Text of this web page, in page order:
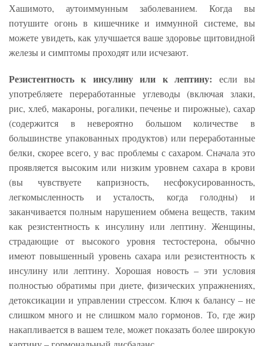
Хашимото, аутоиммунным заболеванием. Когда вы
потушите огонь в кишечнике и иммунной системе, вы
можете увидеть, как улучшается ваше здоровье щитовидной
железы и симптомы проходят или исчезают.
Резистентность к инсулину или к лептину: если вы
употребляете переработанные углеводы (включая злаки,
рис, хлеб, макароны, рогалики, печенье и пирожные), сахар
(содержится в невероятно большом количестве в
большинстве упакованных продуктов) или переработанные
белки, скорее всего, у вас проблемы с сахаром. Сначала это
проявляется высоким или низким уровнем сахара в крови
(вы чувствуете капризность, несфокусированность,
легкомысленность и усталость, когда голодны) и
заканчивается полным нарушением обмена веществ, таким
как резистентность к инсулину или лептину. Женщины,
страдающие от высокого уровня тестостерона, обычно
имеют повышенный уровень сахара или резистентность к
инсулину или лептину. Хорошая новость – эти условия
полностью обратимы при диете, физических упражнениях,
детоксикации и управлении стрессом. Ключ к балансу – не
слишком много и не слишком мало гормонов. То, где жир
накапливается в вашем теле, может показать более широкую